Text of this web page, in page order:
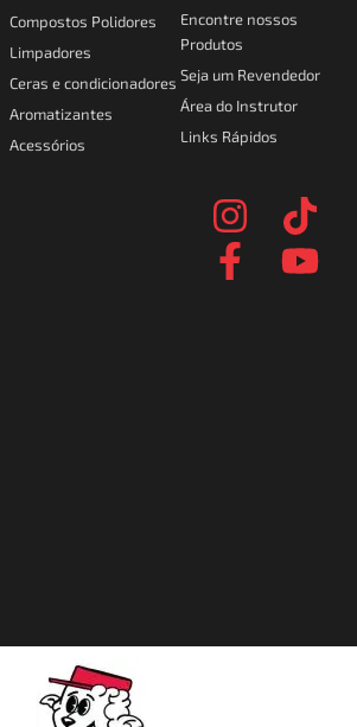
Compostos Polidores
Limpadores
Ceras e condicionadores
Aromatizantes
Acessórios
Encontre nossos
Produtos
Seja um Revendedor
Área do Instrutor
Links Rápidos
n
s
t
i
k
t
a
c
e
o
u
t